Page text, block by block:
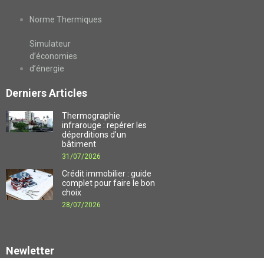
Norme Thermiques
Simulateur
d’économies
d’énergie
Derniers Articles
Thermographie
infrarouge : repérer les
déperditions d’un
bâtiment
31/07/2026
Crédit immobilier : guide
complet pour faire le bon
choix
28/07/2026
Newletter